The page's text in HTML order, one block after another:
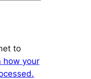
to
how your